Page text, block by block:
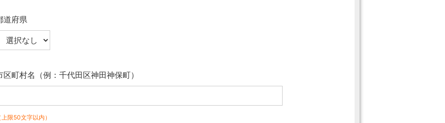
道府県
区町村名（例：千代田区神田神保町）
上限50文字以内）